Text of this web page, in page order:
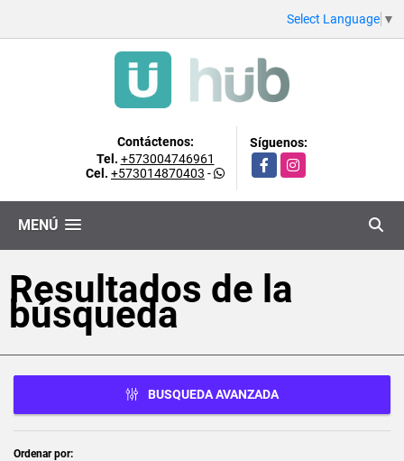
Select Language ▼
Contáctenos:
Tel. +573004746961
Cel. +573014870403 -
Síguenos:
FacebookInstagram
MENÚ
Resultados de la
búsqueda
BUSQUEDA AVANZADA
Ordenar por: